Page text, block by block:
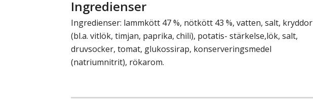
Ingredienser
Ingredienser: lammkött 47 %, nötkött 43 %, vatten, salt, kryddor
(bl.a. vitlök, timjan, paprika, chili), potatis- stärkelse,lök, salt,
druvsocker, tomat, glukossirap, konserveringsmedel
(natriumnitrit), rökarom.